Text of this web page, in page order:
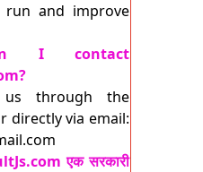
run and improve
I contact
through the
directly via email:
एक सरकारी